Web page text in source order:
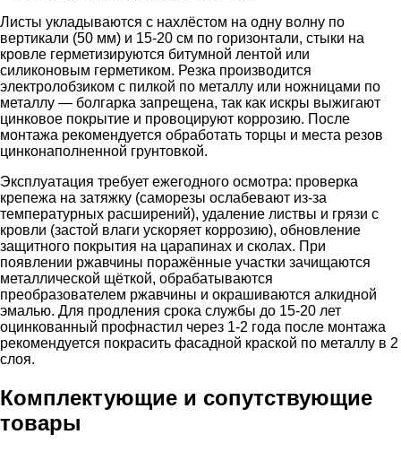
Листы укладываются с нахлёстом на одну волну по
вертикали (50 мм) и 15-20 см по горизонтали, стыки на
кровле герметизируются битумной лентой или
силиконовым герметиком. Резка производится
электролобзиком с пилкой по металлу или ножницами по
металлу — болгарка запрещена, так как искры выжигают
цинковое покрытие и провоцируют коррозию. После
монтажа рекомендуется обработать торцы и места резов
цинконаполненной грунтовкой.
Эксплуатация требует ежегодного осмотра: проверка
крепежа на затяжку (саморезы ослабевают из-за
температурных расширений), удаление листвы и грязи с
кровли (застой влаги ускоряет коррозию), обновление
защитного покрытия на царапинах и сколах. При
появлении ржавчины поражённые участки зачищаются
металлической щёткой, обрабатываются
преобразователем ржавчины и окрашиваются алкидной
эмалью. Для продления срока службы до 15-20 лет
оцинкованный профнастил через 1-2 года после монтажа
рекомендуется покрасить фасадной краской по металлу в 2
слоя.
Комплектующие и сопутствующие
товары